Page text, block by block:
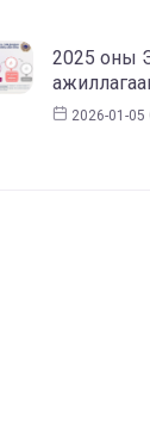
2025 оны
2026-01-05